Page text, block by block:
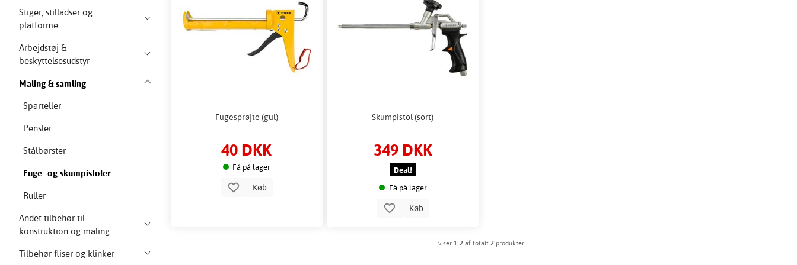
Stiger, stilladser og
platforme
Arbejdstøj &
beskyttelsesudstyr
Maling & samling
Sparteller
Pensler
Stålbørster
Fuge- og skumpistoler
Ruller
Andet tilbehør til
konstruktion og maling
Tilbehør fliser og klinker
Fugesprøjte (gul)
40 DKK
Få på lager
Køb
Skumpistol (sort)
349 DKK
Deal!
Få på lager
Køb
viser 1-2af totalt 2produkter